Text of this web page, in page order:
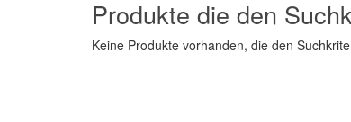
Produkte die den
Keine Produkte vorhanden, die den